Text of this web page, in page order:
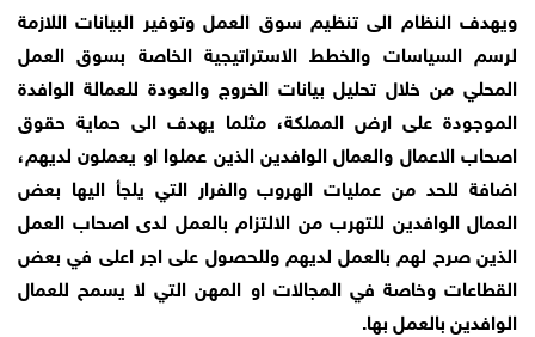
ويهدف النظام الى تنظيم سوق العمل وتوفير البيانات اللازمة
لرسم السياسات والخطط الاستراتيجية الخاصة بسوق العمل
المحلي من خلال تحليل بيانات الخروج والعودة للعمالة الوافدة
الموجودة على ارض المملكة، مثلما يهدف الى حماية حقوق
اصحاب الاعمال والعمال الوافدين الذين عملوا او يعملون لديهم،
اضافة للحد من عمليات الهروب والفرار التي يلجأ اليها بعض
العمال الوافدين للتهرب من الالتزام بالعمل لدى اصحاب العمل
الذين صرح لهم بالعمل لديهم وللحصول على اجر اعلى في بعض
القطاعات وخاصة في المجالات او المهن التي لا يسمح للعمال
الوافدين بالعمل بها.